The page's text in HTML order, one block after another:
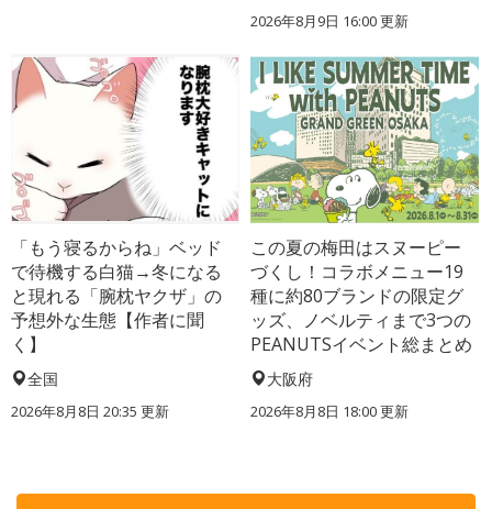
2026年8月9日 16:00更新
「もう寝るからね」ベッド
で待機する白猫→冬になる
と現れる「腕枕ヤクザ」の
予想外な生態【作者に聞
く】
全国
2026年8月8日 20:35 更新
この夏の梅田はスヌーピー
づくし！コラボメニュー19
種に約80ブランドの限定グ
ッズ、ノベルティまで3つの
PEANUTSイベント総まとめ
大阪府
2026年8月8日 18:00更新